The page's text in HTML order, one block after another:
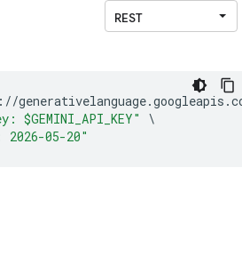
://generativelanguage.googleapis .
$GEMINI_API_KEY"
\
05-20"